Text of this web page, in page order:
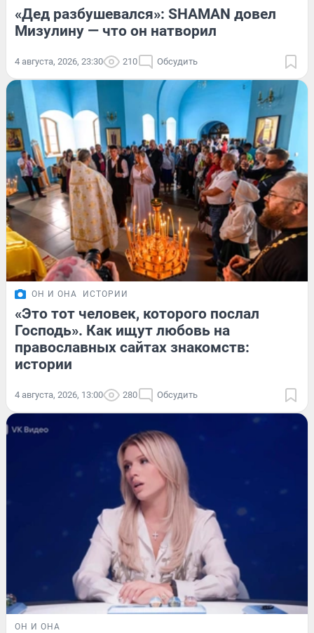
«Дед разбушевался»: SHAMAN довел
Мизулину — что он натворил
4 августа, 2026, 23:30 210 Обсудить
ОН И ОНА ИСТОРИИ
«Это тот человек, которого послал
Господь». Как ищут любовь на
православных сайтах знакомств:
истории
4 августа, 2026, 13:00 280 Обсудить
ОН И ОНА